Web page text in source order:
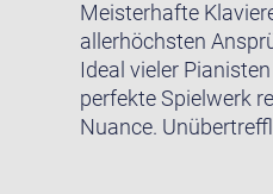
Meisterhafte
allerhöchsten
Ideal vieler
perfekte Spielwerk
Nuance.